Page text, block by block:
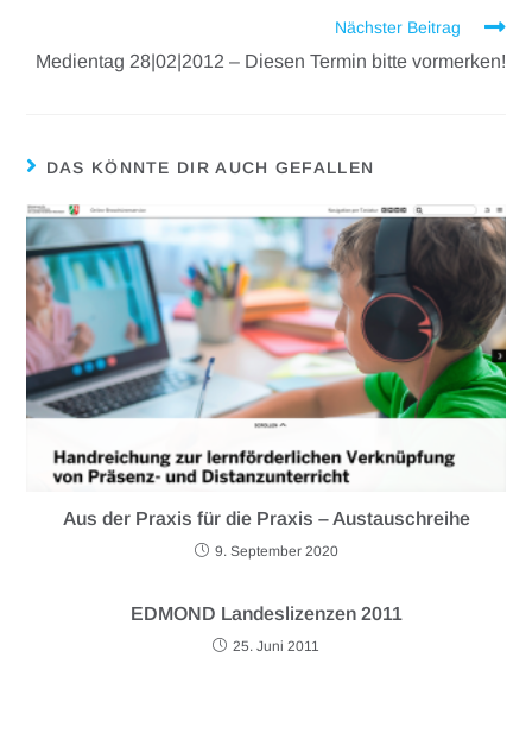
Nächster Beitrag
Medientag 28|02|2012 – Diesen Termin bitte vormerken!
DAS KÖNNTE DIR AUCH GEFALLEN
Aus der Praxis für die Praxis – Austauschreihe
9. September 2020
EDMOND Landeslizenzen 2011
25. Juni 2011